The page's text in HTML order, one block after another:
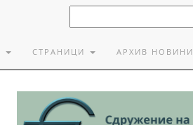
СТРАНИЦИ АРХИВ НОВИНИ